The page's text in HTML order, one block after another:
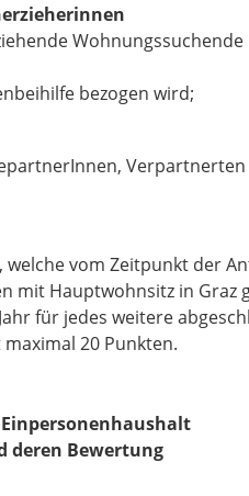
bezogen wird;
welche vom Zeitpunkt der
mit Hauptwohnsitz in Graz
für jedes weitere
20 Punkten.
Bewertung